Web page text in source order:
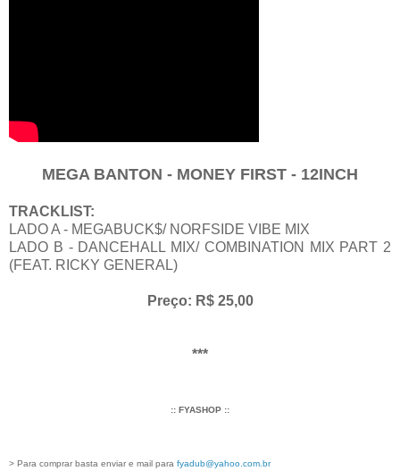
MEGA BANTON - MONEY FIRST - 12INCH
TRACKLIST:
LADO A - MEGABUCK$/ NORFSIDE VIBE MIX
LADO B - DANCEHALL MIX/ COMBINATION MIX PART 2
(FEAT. RICKY GENERAL)
Preço: R$ 25,00
***
:: FYASHOP ::
> Para comprar basta enviar e mail para fyadub@yahoo.com.br